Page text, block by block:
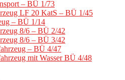
– BÜ 1/73
LF 20 KatS – BÜ 1/45
– BÜ 1/14
8/6 – BÜ 2/42
8/6 – BÜ 3/42
– BÜ 4/47
mit Wasser BÜ 4/48